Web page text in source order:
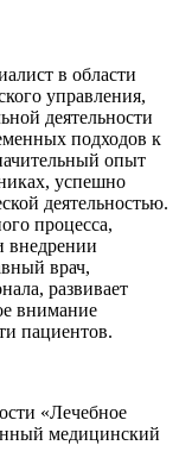
в области
управления,
деятельности
подходов к
опыт
успешно
деятельностью.
процесса,
внедрении
врач,
развивает
внимание
пациентов.
«Лечебное
медицинский